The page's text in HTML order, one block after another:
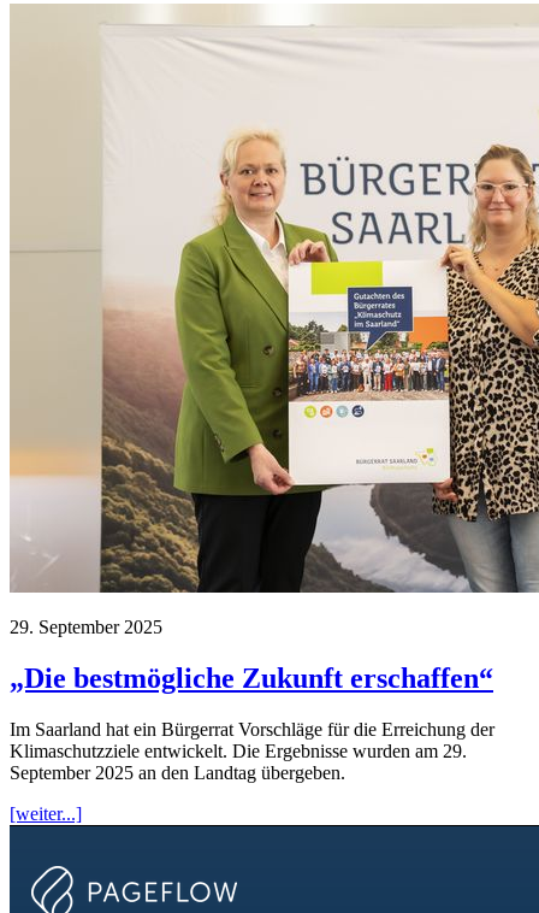
29. September 2025
„Die bestmögliche Zukunft erschaffen“
Im Saarland hat ein Bürgerrat Vorschläge für die Erreichung der
Klimaschutzziele entwickelt. Die Ergebnisse wurden am 29.
September 2025 an den Landtag übergeben.
[weiter...]